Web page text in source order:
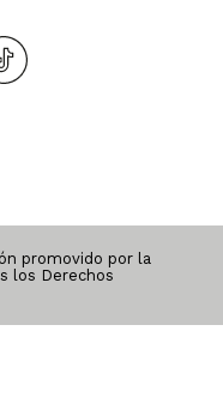
promovido por la
los Derechos